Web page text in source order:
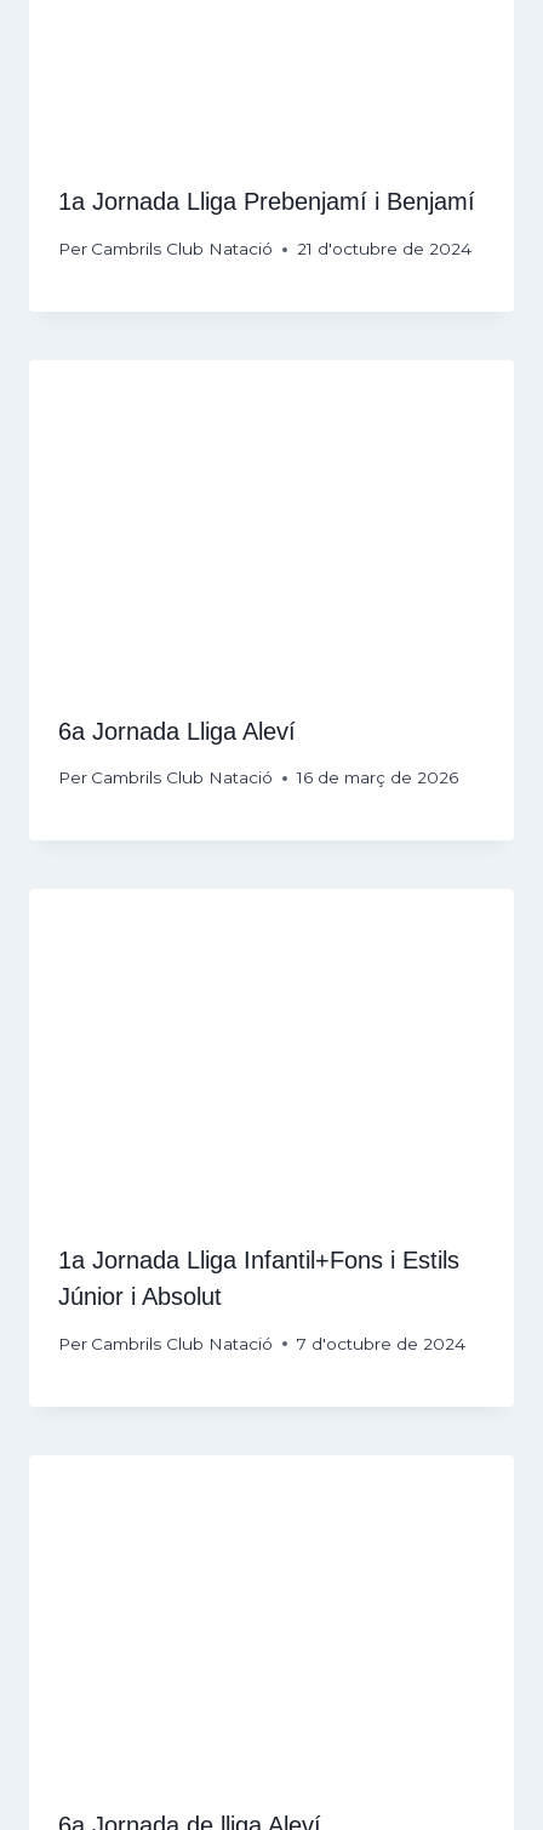
1a Jornada Lliga Prebenjamí i Benjamí
Per Cambrils Club Natació 21 d'octubre de 2024
6a Jornada Lliga Aleví
Per Cambrils Club Natació 16 de març de 2026
1a Jornada Lliga Infantil+Fons i Estils
Júnior i Absolut
Per Cambrils Club Natació 7 d'octubre de 2024